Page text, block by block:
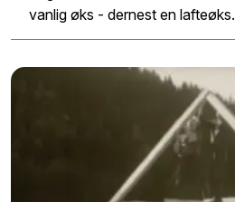
vanlig øks - dernest en lafteøks.